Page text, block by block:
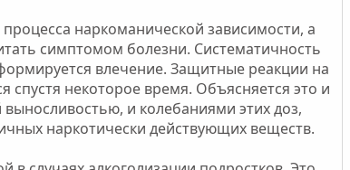
наркоманической зависимости, а
симптомом болезни. Систематичность
влечение. Защитные реакции на
спустя некоторое время. Объясняется это и
и колебаниями этих доз,
наркотически действующих веществ.